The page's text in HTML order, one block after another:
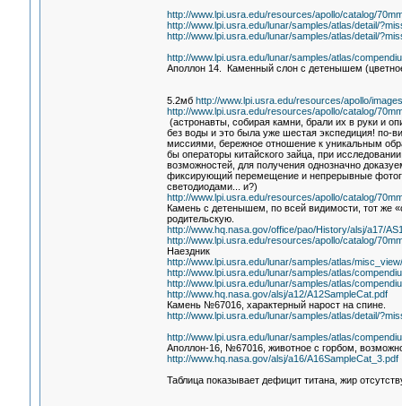
http://www.lpi.usra.edu/resources/apollo/catalog/
http://www.lpi.usra.edu/lunar/samples/atlas/detail/
http://www.lpi.usra.edu/lunar/samples/atlas/detail/
http://www.lpi.usra.edu/lunar/samples/atlas/
Аполлон 14. Каменный слон с детенышем
5.2мб http://www.lpi.usra.edu/resources/apollo/
http://www.lpi.usra.edu/resources/apollo/catalog/
(астронавты, собирая камни, брали их в руки и
без воды и это была уже шестая экспедиция! по-
миссиями, бережное отношение к уникальным
бы операторы китайского зайца, при
возможностей, для получения однозначно
фиксирующий перемещение и непрерывные
светодиодами... и?)
http://www.lpi.usra.edu/resources/apollo/catalog/
Камень с детенышем, по всей видимости, тот же
родительскую.
http://www.hq.nasa.gov/office/pao/History/alsj/a17/
http://www.lpi.usra.edu/resources/apollo/catalog/
Наездник
http://www.lpi.usra.edu/lunar/samples/atlas/
http://www.lpi.usra.edu/lunar/samples/atlas/
http://www.lpi.usra.edu/lunar/samples/atlas/
http://www.hq.nasa.gov/alsj/a12/A12SampleCat.pdf
Камень №67016, характерный нарост на спине.
http://www.lpi.usra.edu/lunar/samples/atlas/detail/
http://www.lpi.usra.edu/lunar/samples/atlas/
Аполлон-16, №67016, животное с горбом,
http://www.hq.nasa.gov/alsj/a16/A16SampleCat_3.pdf
Таблица показывает дефицит титана, жир